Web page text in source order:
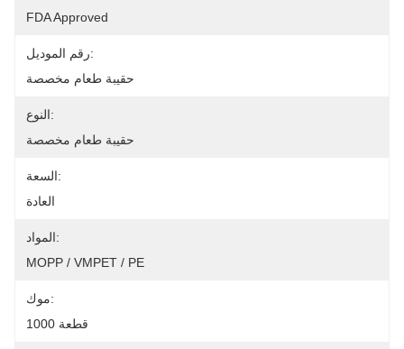
FDA Approved
رقم الموديل:
حقيبة طعام مخصصة
النوع:
حقيبة طعام مخصصة
السعة:
العادة
المواد:
MOPP / VMPET / PE
موك:
1000 قطعة